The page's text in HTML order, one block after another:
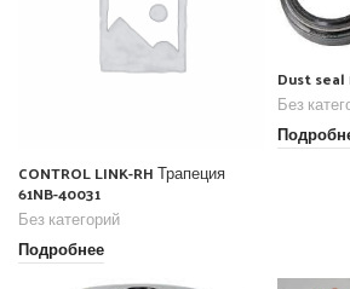
CONTROL LINK-RH Трапеция
61NB-40031
Без категорий
Подробнее
Dust
Без